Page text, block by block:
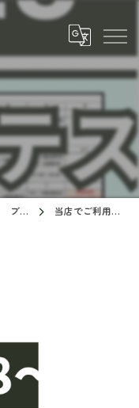
ブログ 当店でご利用いただ…